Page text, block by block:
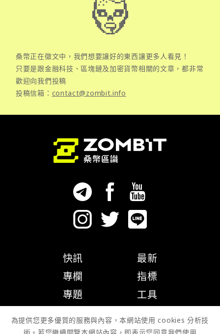
桑幣正在徵文中，我們想要讓好的東西讓更多人看見！
只要是跟金融科技、區塊鏈及加密貨幣相關的文章，都非常
歡迎向我們投稿
投稿信箱： contact@zombit.info
快訊
專欄
專題
最新
指標
工具
為提供您更多優質的服務與內容，本網站使用 cookies 分析技